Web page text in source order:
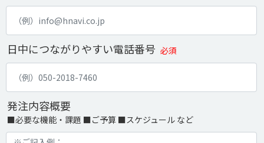
日中につながりやすい電話番号 必須
発注内容概要
■必要な機能・課題 ■ご予算 ■スケジュール など